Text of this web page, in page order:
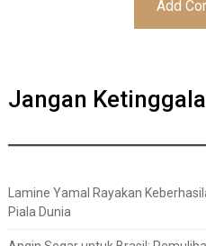
Jangan
Lamine Yamal Rayakan
Piala Dunia